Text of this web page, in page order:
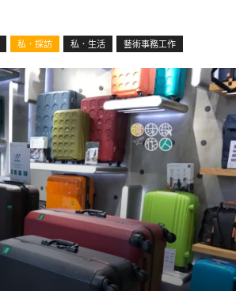
私．採訪 私．生活 藝術事務工作